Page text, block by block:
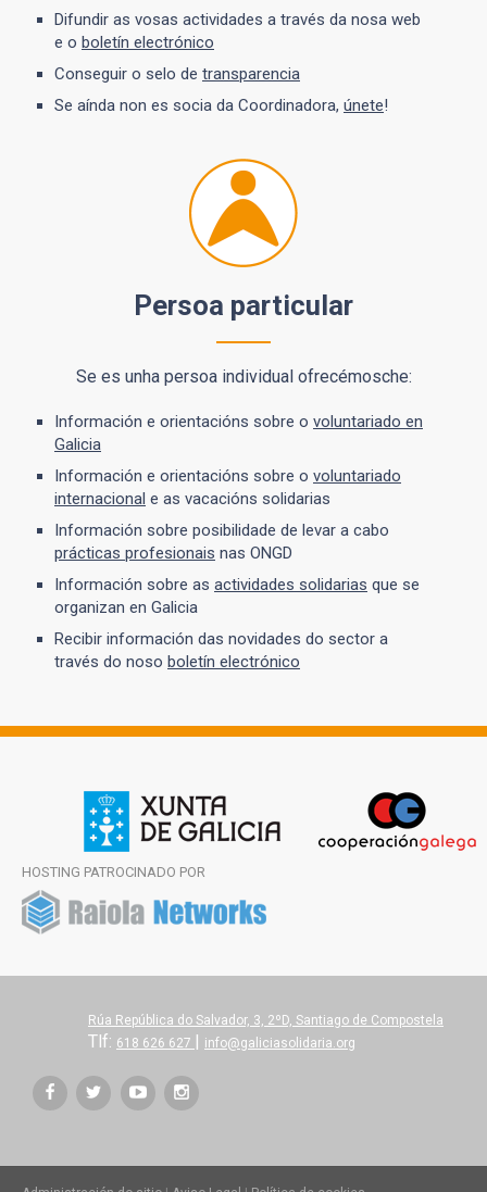
Difundir as vosas actividades a través da nosa web
e o boletín electrónico
Conseguir o selo de transparencia
Se aínda non es socia da Coordinadora, únete!
Persoa particular
Se es unha persoa individual ofrecémosche:
Información e orientacións sobre o voluntariado en
Galicia
Información e orientacións sobre o voluntariado
internacional e as vacacións solidarias
Información sobre posibilidade de levar a cabo
prácticas profesionais nas ONGD
Información sobre as actividades solidarias que se
organizan en Galicia
Recibir información das novidades do sector a
través do noso boletín electrónico
HOSTING PATROCINADO POR
Rúa República do Salvador, 3, 2ºD, Santiago de Compostela
Tlf: 618 626 627 | info@galiciasolidaria.org